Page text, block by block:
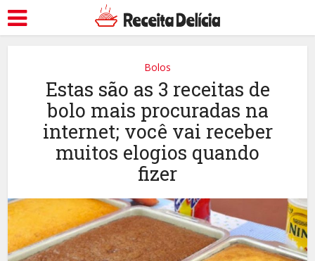
Bolos
Estas são as 3 receitas de
bolo mais procuradas na
internet; você vai receber
muitos elogios quando
fizer